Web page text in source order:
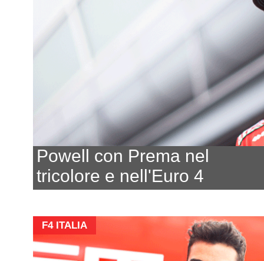
Powell con Prema nel
tricolore e nell'Euro 4
F4 ITALIA